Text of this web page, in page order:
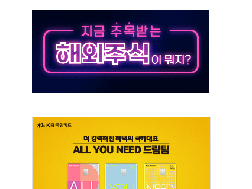
업 지원 프로그램 성료
원 대표 구속 송치